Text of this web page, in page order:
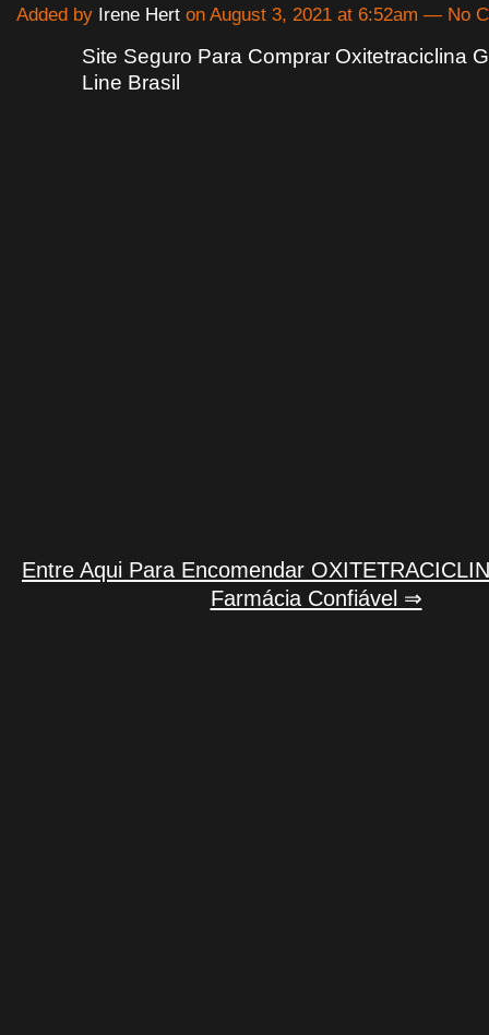
Added by Irene Hert on August 3, 2021 at 6:52am — No
Site Seguro Para Comprar Oxitetraciclina
Line Brasil
Entre Aqui Para Encomendar
Farmácia Confiável ⇒